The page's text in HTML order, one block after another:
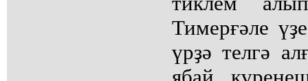
Тимерғәле
үрҙә телгә